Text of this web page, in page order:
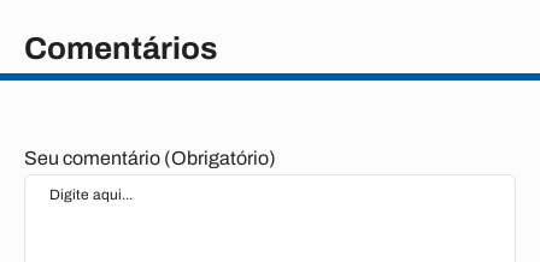
Comentários
Seu comentário (Obrigatório)